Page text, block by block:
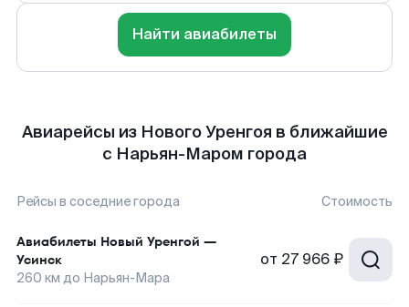
Найти авиабилеты
Авиарейсы из Нового Уренгоя в ближайшие
с Нарьян-Маром города
Рейсы в соседние города Стоимость
Авиабилеты Новый Уренгой —
Усинск
260 км до Нарьян-Мара
от 27 966 ₽